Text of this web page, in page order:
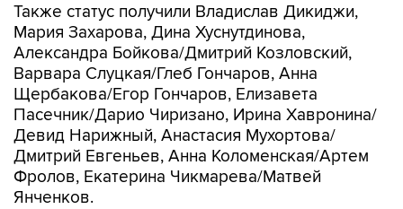
Также статус получили Владислав Дикиджи,
Мария Захарова, Дина Хуснутдинова,
Александра Бойкова/Дмитрий Козловский,
Варвара Слуцкая/Глеб Гончаров, Анна
Щербакова/Егор Гончаров, Елизавета
Пасечник/Дарио Чиризано, Ирина Хавронина/
Девид Нарижный, Анастасия Мухортова/
Дмитрий Евгеньев, Анна Коломенская/Артем
Фролов, Екатерина Чикмарева/Матвей
Янченков.